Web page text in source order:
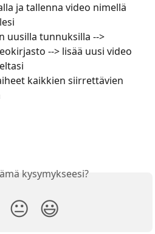
ja tallenna video nimellä
uusilla tunnuksilla -->
--> lisää uusi video
kaikkien siirrettävien
kysymykseesi?
😐 😃